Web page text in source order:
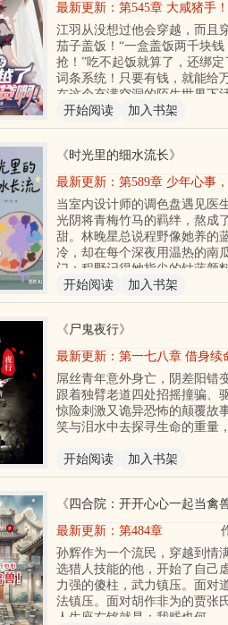
最新更新： 第545章 大咸猪手！
江羽从没想过他会穿越，而且
茄子盖饭！“一盒盖饭两千块
抢！”吃不起饭就算了，还绑
词条系统！只要有钱，就能给
在这个充满空洞的陌生世界下
开始阅读
加入书架
《时光里的细水流长》
最新更新： 第589章 少年心事
当室内设计师的调色盘遇见医
光阴将青梅竹马的羁绊，熬成
甜。林晚星总说程野像她养
冷，却在每个深夜用温热的南
门；程野记得她指尖的钴蓝颜
开始阅读
加入书架
《 尸鬼夜行》
最新更新： 第一七八章 借身续
屌丝青年意外身亡，阴差阳错
跟着独臂老道四处招摇撞骗、
惊险刺激又诡异恐怖的颠覆故
笑与泪水中去探寻生命的重量
开始阅读 加入书架
《 四合院：开开心心一起当禽
最新更新： 第484章
孙辉作为一个流民，穿越到情
选猎人技能的他，开始了自己
力强的傻柱，武力镇压。面对
法镇压。面对胡作非为的贾张
人生座右铭就是：我贱也何